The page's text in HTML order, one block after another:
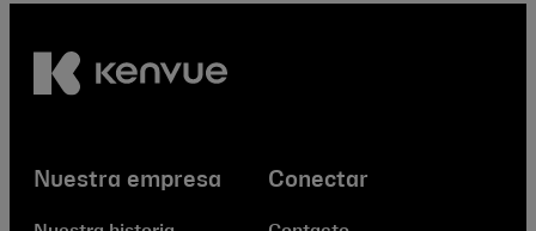
Nuestra empresa Conectar